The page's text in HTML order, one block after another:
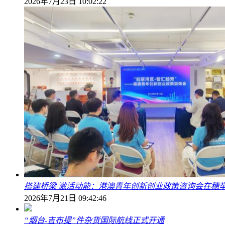
搭建桥梁 激活动能：港澳青年创新创业政策咨询会在穗
2026年7月21日 09:42:46
“烟台-吉布提”件杂货国际航线正式开通